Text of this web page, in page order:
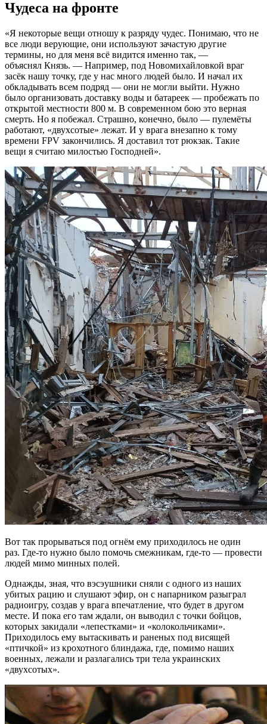
Чудеса на фронте
«Я некоторые вещи отношу к разряду чудес. Понимаю, что не
все люди верующие, они используют зачастую другие
термины, но для меня всё видится именно так, —
объяснял Князь. — Например, под Новомихайловкой враг
засёк нашу точку, где у нас много людей было. И начал их
обкладывать всем подряд — они не могли выйти. Нужно
было организовать доставку воды и батареек — пробежать по
открытой местности 800 м. В современном бою это верная
смерть. Но я побежал. Страшно, конечно, было — пулемёты
работают, «двухсотые» лежат. И у врага внезапно к тому
времени FPV закончились. Я доставил тот рюкзак. Такие
вещи я считаю милостью Господней».
Вот так прорываться под огнём ему приходилось не один
раз. Где-то нужно было помочь смежникам, где-то — провести
людей мимо минных полей.
Однажды, зная, что вэсэушники сняли с одного из наших
убитых рацию и слушают эфир, он с напарником разыграл
радиоигру, создав у врага впечатление, что будет в другом
месте. И пока его там ждали, он выводил с точки бойцов,
которых закидали «лепестками» и «колокольчиками».
Приходилось ему вытаскивать и раненых под висящей
«птичкой» из крохотного блиндажа, где, помимо наших
военных, лежали и разлагались три тела украинских
«двухсотых».